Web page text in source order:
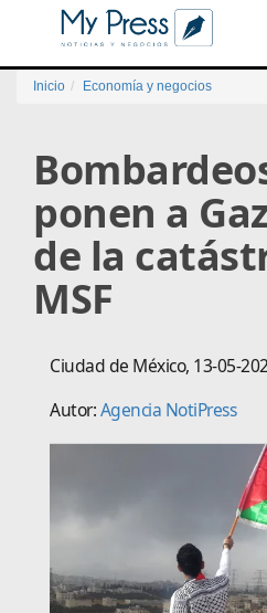
Inicio Economía y negocios
ponen a
de la
MSF
Ciudad de México, 13-05-
Autor:Agencia NotiPress